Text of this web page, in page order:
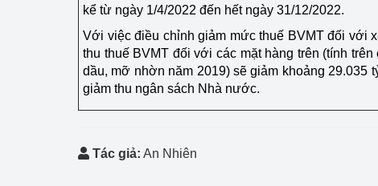
Đại hội XIV của Đảng
Phát triển công nghiệp
Phát triển năng lượng
kể từ ngày 1/4/2022 đến hết ngày 31/12/2022.
Với việc điều chỉnh giảm mức thuế BVMT đối với
thu thuế BVMT đối với các mặt hàng trên (tính
dầu, mỡ nhờn năm 2019) sẽ giảm khoảng 29.035
giảm thu ngân sách Nhà nước.
Tác giả: An Nhiên